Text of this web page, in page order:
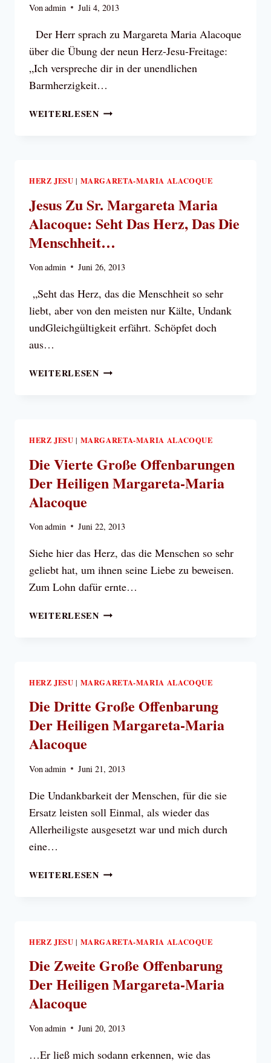
Vonadmin Juli 4, 2013
Der Herr sprach zu Margareta Maria Alacoque
über die Übung der neun Herz-Jesu-Freitage:
„Ich verspreche dir in der unendlichen
Barmherzigkeit…
WEITERLESENDIE
JESU-
HERZ JESU | MARGARETA-MARIA ALACOQUE
Jesus Zu Sr. Margareta Maria
Alacoque: Seht Das Herz, Das Die
Menschheit…
Vonadmin Juni 26, 2013
„Seht das Herz, das die Menschheit so sehr
liebt, aber von den meisten nur Kälte, Undank
undGleichgültigkeit erfährt. Schöpfet doch
aus…
WEITERLESENJESUS
ALACOQUE:
DAS
HERZ,
MENSCHHEIT…
HERZ JESU | MARGARETA-MARIA ALACOQUE
Die Vierte Große Offenbarungen
Der Heiligen Margareta-Maria
Alacoque
Vonadmin Juni 22, 2013
Siehe hier das Herz, das die Menschen so sehr
geliebt hat, um ihnen seine Liebe zu beweisen.
Zum Lohn dafür ernte…
WEITERLESENDIE
EILIGEN M
ARIA A
LACOQUE
HERZ JESU | MARGARETA-MARIA ALACOQUE
Die Dritte Große Offenbarung
Der Heiligen Margareta-Maria
Alacoque
Vonadmin Juni 21, 2013
Die Undankbarkeit der Menschen, für die sie
Ersatz leisten soll Einmal, als wieder das
Allerheiligste ausgesetzt war und mich durch
eine…
WEITERLESENDIE
EILIGEN M
ARIA A
LACOQUE
HERZ JESU | MARGARETA-MARIA ALACOQUE
Die Zweite Große Offenbarung
Der Heiligen Margareta-Maria
Alacoque
Vonadmin Juni 20, 2013
…Er ließ mich sodann erkennen, wie das